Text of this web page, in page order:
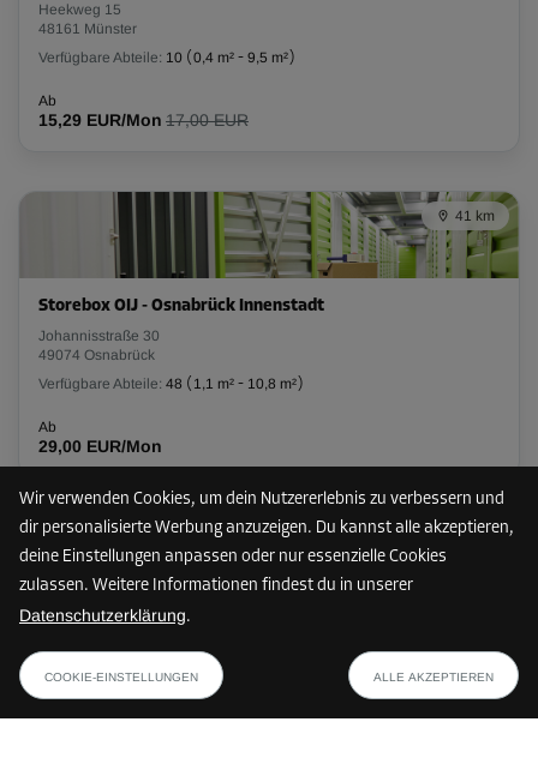
Wir verwenden Cookies, um dein Nutzererlebnis zu verbessern und
dir personalisierte Werbung anzuzeigen. Du kannst alle akzeptieren,
deine Einstellungen anpassen oder nur essenzielle Cookies
zulassen. Weitere Informationen findest du in unserer
Datenschutzerklärung.
COOKIE-EINSTELLUNGEN ALLE AKZEPTIEREN
Ab
Fläche: 1,4 m²
Volumen: 3,6 m³
2,6m
Ab
44,00 EUR/Mon
Abteil 34
Fläche: 2,5 m²
Volumen: 5,5 m³
Ab
76,00 EUR/Mon
Heekweg 15
48161 Münster
Verfügbare Abteile: 10 (0,4 m² - 9,5 m²)
Ab
15,29 EUR/Mon 17,00 EUR
41 km
Storebox OIJ - Osnabrück Innenstadt
Johannisstraße 30
49074 Osnabrück
Verfügbare Abteile: 48 ( 1,1 m² - 10,8 m²)
Ab
29,00 EUR/Mon
59067 Hamm
39,59 EUR/Mon PLAN ANZEIGEN